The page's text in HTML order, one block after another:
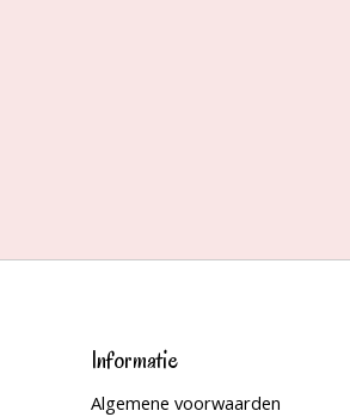
Informatie
Algemene voorwaarden